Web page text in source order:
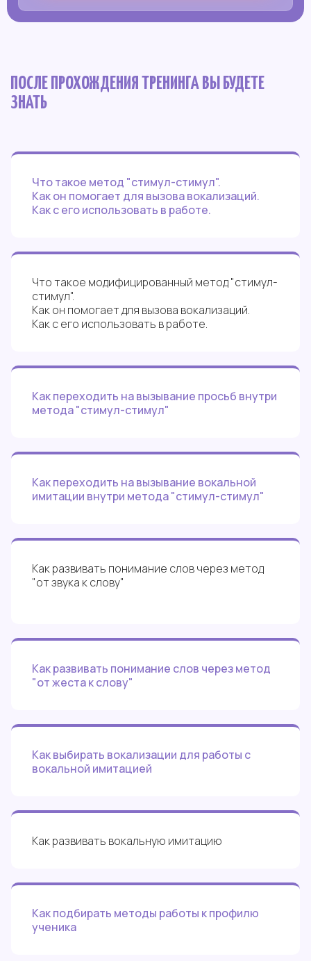
ПОСЛЕ ПРОХОЖДЕНИЯ ТРЕНИНГА ВЫ БУДЕТЕ
ЗНАТЬ
Что такое метод "стимул-стимул".
Как он помогает для вызова вокализаций.
Как с его использовать в работе.
Что такое модифицированный метод "стимул-
стимул".
Как он помогает для вызова вокализаций.
Как с его использовать в работе.
Как переходить на вызывание просьб внутри
метода "стимул-стимул"
Как переходить на вызывание вокальной
имитации внутри метода "стимул-стимул"
Как развивать понимание слов через метод
"от звука к слову"
Как развивать понимание слов через метод
"от жеста к слову"
Как выбирать вокализации для работы с
вокальной имитацией
Как развивать вокальную имитацию
Как подбирать методы работы к профилю
ученика